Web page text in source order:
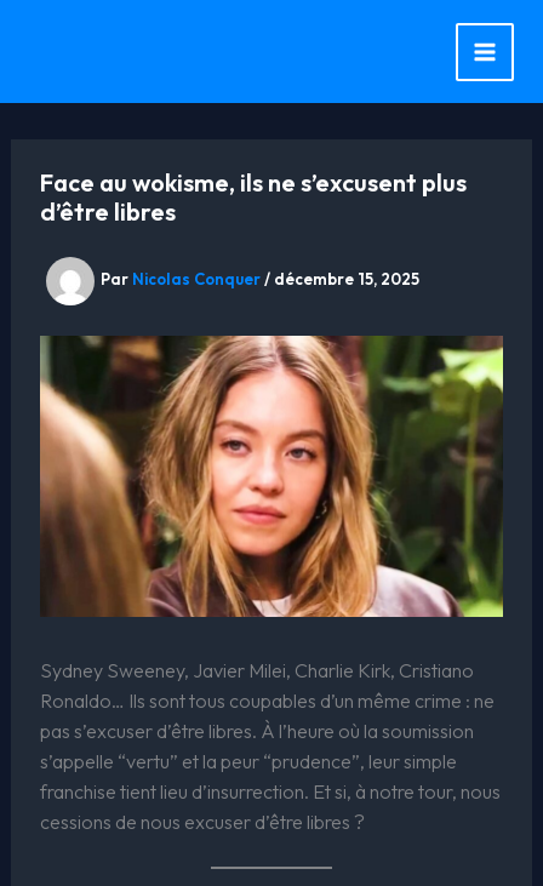
Face au wokisme, ils ne s’excusent plus
d’être libres
Par Nicolas Conquer/ décembre 15, 2025
Sydney Sweeney, Javier Milei, Charlie Kirk, Cristiano
Ronaldo… Ils sont tous coupables d’un même crime : ne
pas s’excuser d’être libres. À l’heure où la soumission
s’appelle “vertu” et la peur “prudence”, leur simple
franchise tient lieu d’insurrection. Et si, à notre tour, nous
cessions de nous excuser d’être libres ?